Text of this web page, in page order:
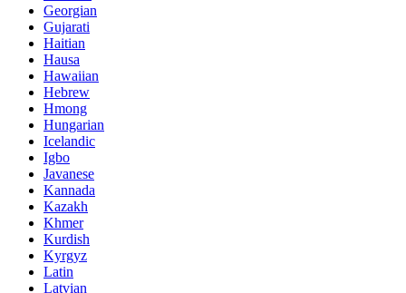
Georgian
Gujarati
Haitian
Hausa
Hawaiian
Hebrew
Hmong
Hungarian
Icelandic
Igbo
Javanese
Kannada
Kazakh
Khmer
Kurdish
Kyrgyz
Latin
Latvian